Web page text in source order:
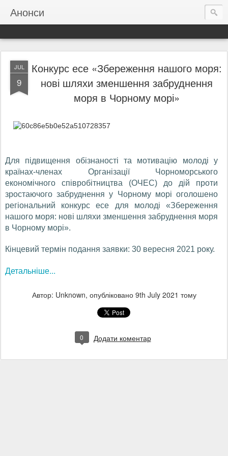
Анонси
JUL
9
Конкурс есе «Збереження нашого моря:
нові шляхи зменшення забруднення
моря в Чорному морі»
Для підвищення обізнаності та мотивацію молоді у
країнах-членах Організації Чорноморського
економічного співробітництва (ОЧЕС) до дій проти
зростаючого забруднення у Чорному морі оголошено
регіональний конкурс есе для молоді «Збереження
нашого моря: нові шляхи зменшення забруднення моря
в Чорному морі».
Кінцевий термін подання заявки: 30 вересня 2021 року.
Детальніше...
Автор: Unknown, опубліковано 9th July 2021 тому
0 Додати коментар